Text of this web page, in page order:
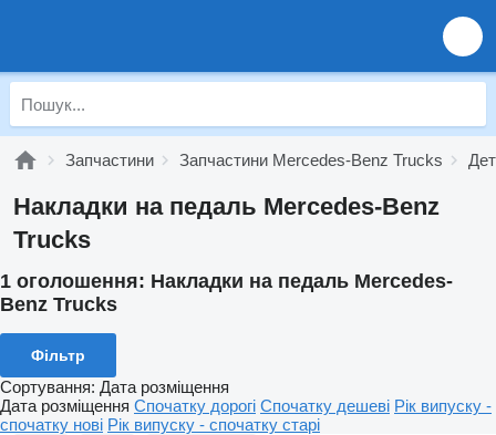
Запчастини Запчастини Mercedes-Benz Trucks
Накладки на педаль Mercedes-Benz
Trucks
1 оголошення: Накладки на педаль Mercedes-
Benz Trucks
Фільтр
Сортування: Дата розміщення
Дата розміщення Спочатку дорогі Спочатку дешеві Рік випуску -
спочатку нові Рік випуску - спочатку старі